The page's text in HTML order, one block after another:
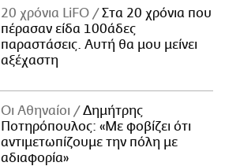
20 χρόνια LiFO
Στα 20 χρόνια που
πέρασαν είδα 100άδες
παραστάσεις. Αυτή θα μου μείνει
αξέχαστη
Οι Αθηναίοι
Δημήτρης
Ποτηρόπουλος: «Με φοβίζει ότι
αντιμετωπίζουμε την πόλη με
αδιαφορία»